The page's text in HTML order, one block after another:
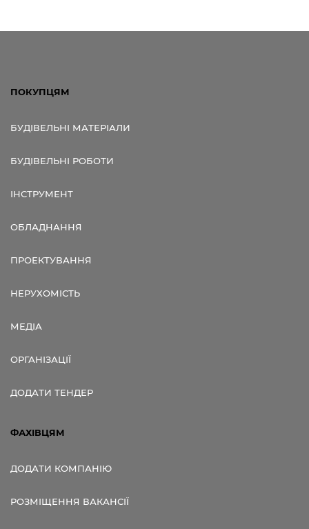
ПОКУПЦЯМ
БУДІВЕЛЬНІ МАТЕРІАЛИ
БУДІВЕЛЬНІ РОБОТИ
ІНСТРУМЕНТ
ОБЛАДНАННЯ
ПРОЕКТУВАННЯ
НЕРУХОМІСТЬ
МЕДІА
ОРГАНІЗАЦІЇ
ДОДАТИ ТЕНДЕР
ФАХІВЦЯМ
ДОДАТИ КОМПАНІЮ
РОЗМІЩЕННЯ ВАКАНСІЇ